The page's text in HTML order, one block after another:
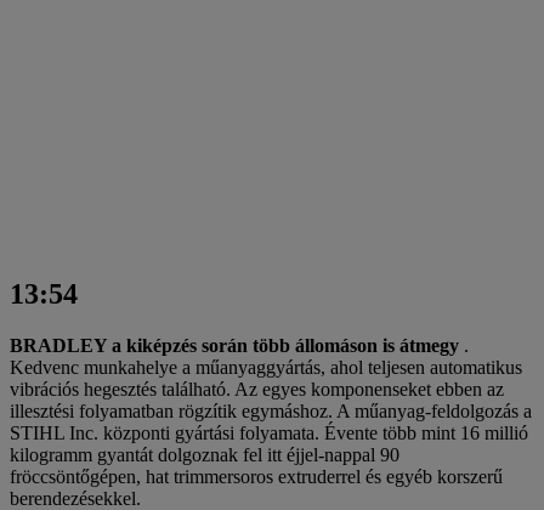
13:54
BRADLEY a kiképzés során több állomáson is átmegy .
Kedvenc munkahelye a műanyaggyártás, ahol teljesen automatikus
vibrációs hegesztés található. Az egyes komponenseket ebben az
illesztési folyamatban rögzítik egymáshoz. A műanyag-feldolgozás a
STIHL Inc. központi gyártási folyamata. Évente több mint 16 millió
kilogramm gyantát dolgoznak fel itt éjjel-nappal 90
fröccsöntőgépen, hat trimmersoros extruderrel és egyéb korszerű
berendezésekkel.